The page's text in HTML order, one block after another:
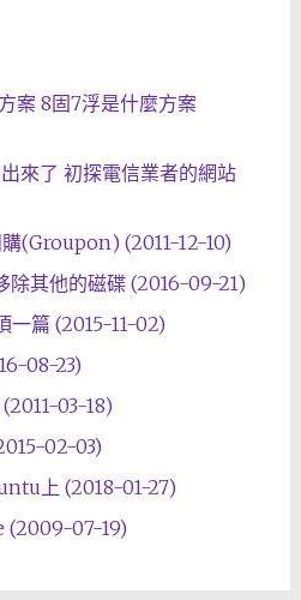
案 8固7浮是什麼方案
來了 初探電信業者的網站
(Groupon) (2011-12-10)
其他的磁碟 (2016-09-21)
一篇 (2015-11-02)
08-23)
03-18)
02-03)
上 (2018-01-27)
(2009-07-19)